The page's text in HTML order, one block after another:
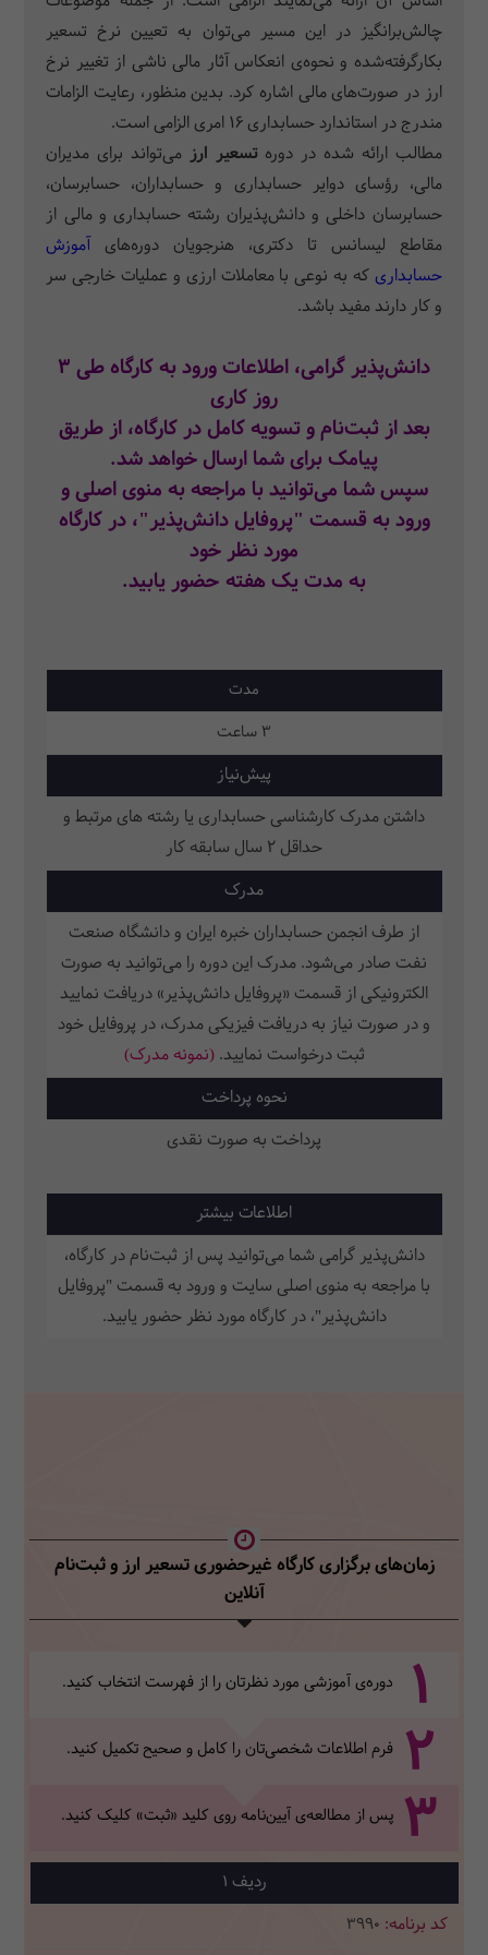
چالش‌برانگیز در این مسیر می‌توان به تعیین نرخ تسعیر
بکارگرفته‌شده و نحوه‌ی انعکاس آثار مالی ناشی از تغییر نرخ
ارز در صورت‌های مالی اشاره کرد. بدین منظور، رعایت الزامات
مندرج در استاندارد حسابداری 16 امری الزامی است.
مطالب ارائه شده در دورهتسعیر ارز می‌تواند برای مدیران
مالی، رؤسای دوایر حسابداری و حسابداران، حسابرسان،
حسابرسان داخلی و دانش‌پذیران رشته حسابداری و مالی از
مقاطع لیسانس تا دکتری، هنرجویان دوره‌هایآموزش
حسابداری که به نوعی با معاملات ارزی و عملیات خارجی سر
و کار دارند مفید باشد.
دانش‌پذیر گرامی، اطلاعات ورود به کارگاه طی 3
روز کاری
بعد از ثبت‌نام و تسویه کامل در کارگاه،از طریق
پیامک برای شما ارسال خواهد شد.
سپس شما می‌توانید با مراجعه به منوی اصلی و
ورود به قسمت "پروفایل دانش‌پذیر"، در کارگاه
‌مورد نظر خود
به مدت یک هفته حضور یابید.
مدت
3 ساعت
پیش‌نیاز
داشتن مدرک کارشناسی حسابداری یا رشته های مرتبط و
حداقل 2 سال سابقه کار
مدرک
از طرف انجمن حسابداران خبره ایران و دانشگاه صنعت
نفت صادر می‌شود. مدرک این دوره را می‌توانید به صورت
الکترونیکی از قسمت «پروفایل دانش‌پذیر» دریافت نمایید
و در صورت نیاز به دریافت فیزیکی مدرک، در پروفایل خود
ثبت‌ درخواست نمایید.(نمونه مدرک)
نحوه پرداخت
پرداخت به صورت نقدی
اطلاعات بیشتر
دانش‌پذیر گرامی شما می‌توانید پس از ثبت‌نام در کارگاه،
با مراجعه به منوی اصلی سایت و ورود به قسمت "پروفایل
دانش‌پذیر"، در کارگاه ‌مورد نظر حضور یابید.
زمان‌های برگزاری کارگاه غیرحضوری تسعیر ارزو ثبت‌نام
آنلاین
1 دوره‌ی آموزشی مورد نظرتان را از فهرست انتخاب کنید.
2 فرم اطلاعات شخصی‌تان‌ را کامل و صحیح تکمیل کنید.
3 پس از مطالعه‌ی آیین‌نامه روی کلید «ثبت» کلیک کنید.
1
3990